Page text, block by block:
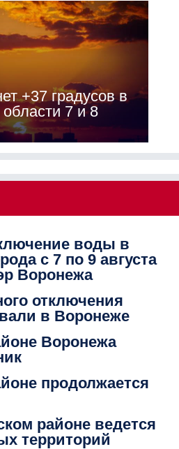
+37 градусов в
7 и 8
воды в
с 7 по 9 августа
Воронежа
отключения
в Воронеже
Воронежа
продолжается
районе ведется
территорий